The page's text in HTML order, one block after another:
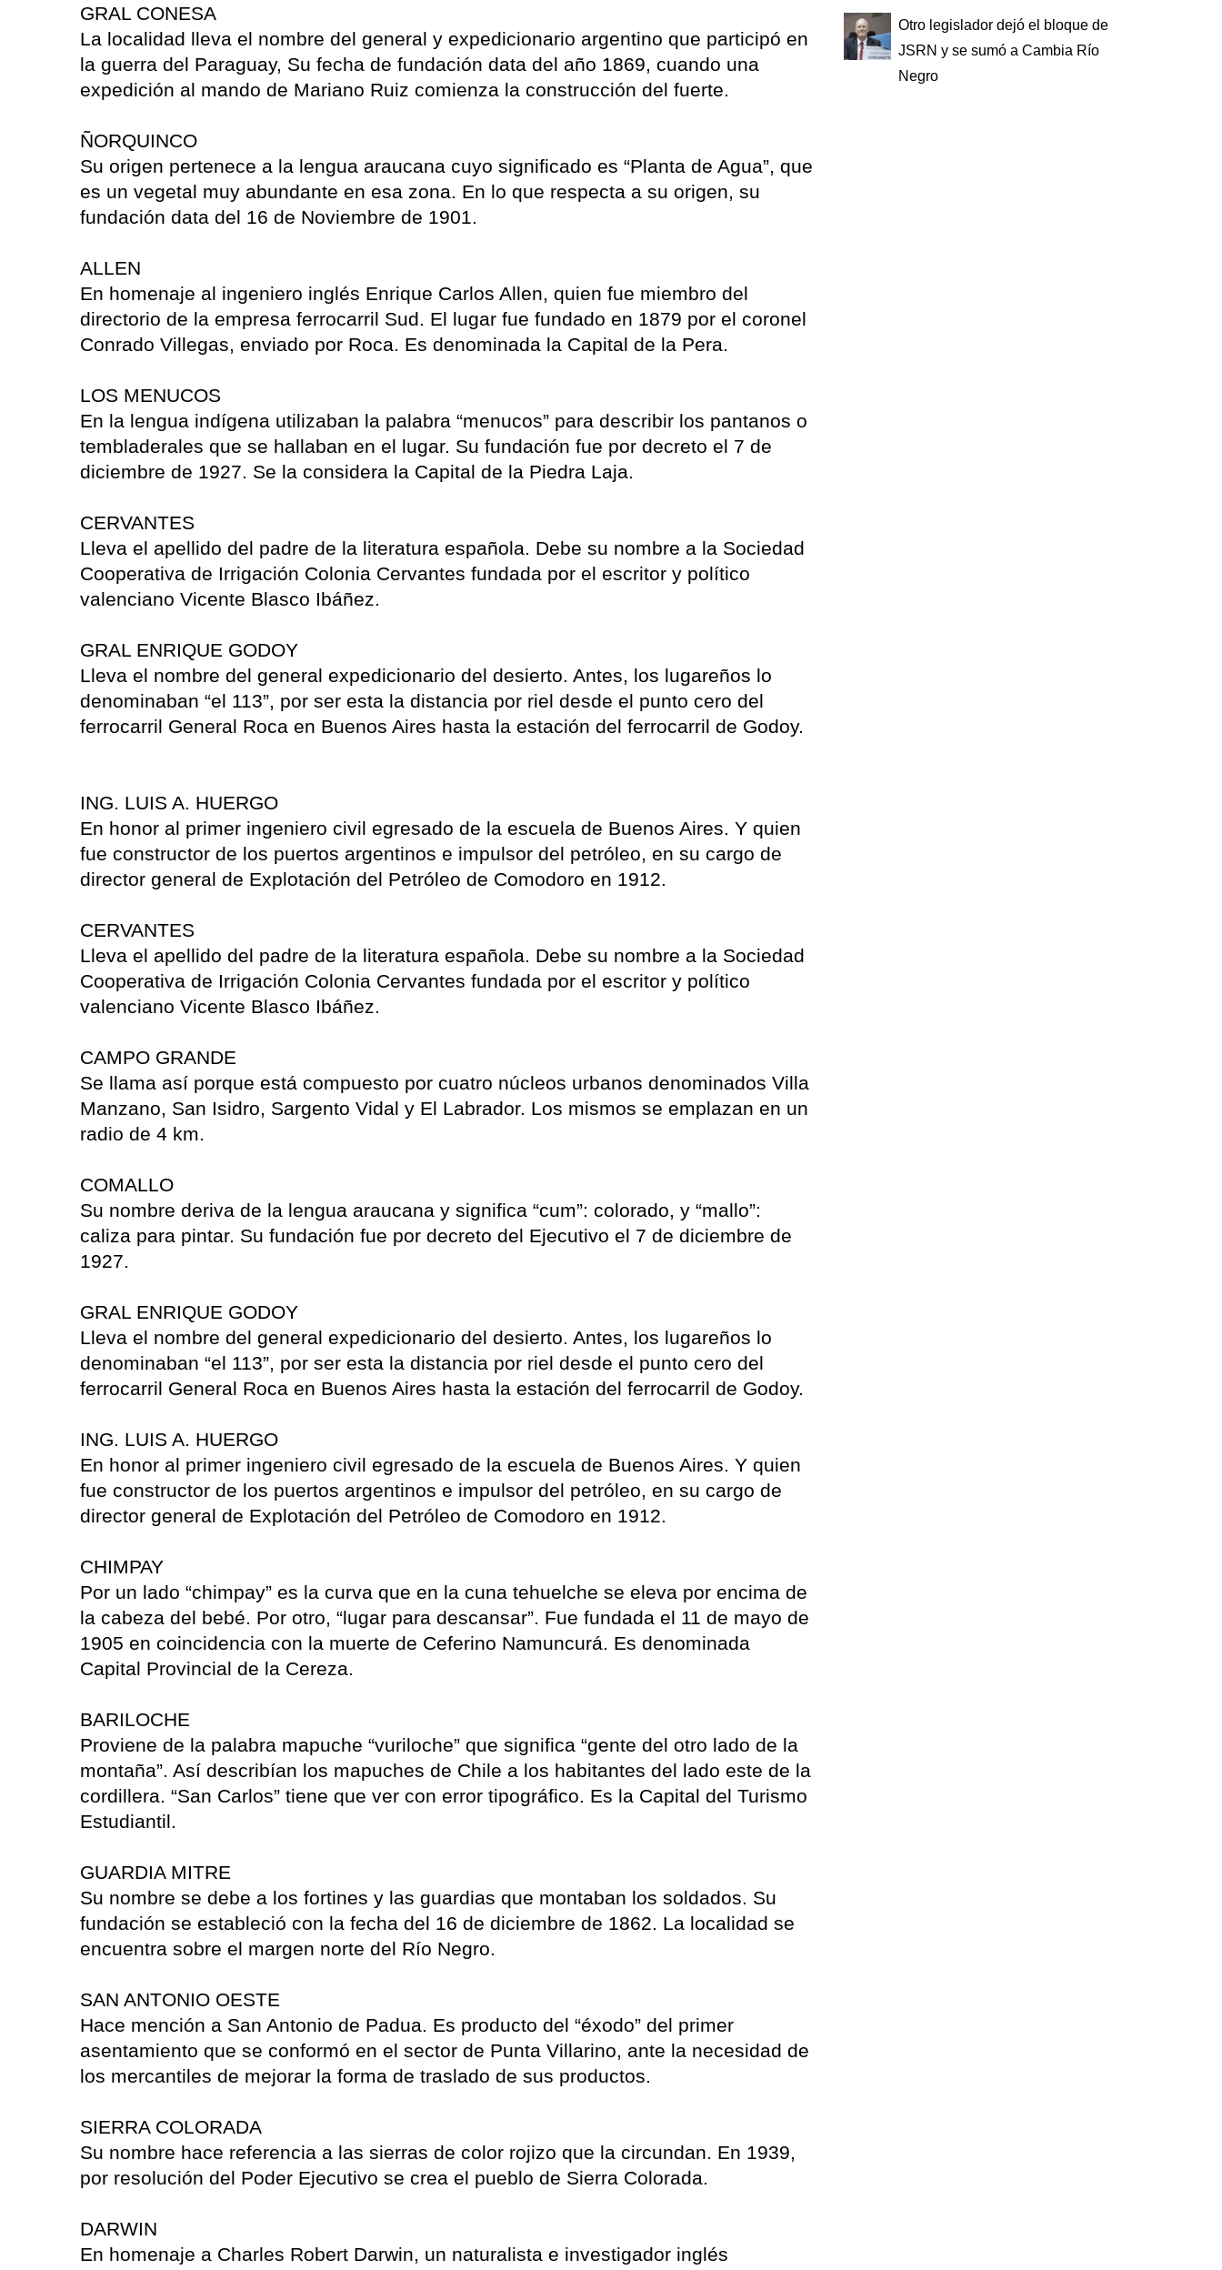
GRAL CONESA
La localidad lleva el nombre del general y expedicionario argentino que participó en
la guerra del Paraguay, Su fecha de fundación data del año 1869, cuando una
expedición al mando de Mariano Ruiz comienza la construcción del fuerte.
ÑORQUINCO
Su origen pertenece a la lengua araucana cuyo significado es “Planta de Agua”, que
es un vegetal muy abundante en esa zona. En lo que respecta a su origen, su
fundación data del 16 de Noviembre de 1901.
ALLEN
En homenaje al ingeniero inglés Enrique Carlos Allen, quien fue miembro del
directorio de la empresa ferrocarril Sud. El lugar fue fundado en 1879 por el coronel
Conrado Villegas, enviado por Roca. Es denominada la Capital de la Pera.
LOS MENUCOS
En la lengua indígena utilizaban la palabra “menucos” para describir los pantanos o
tembladerales que se hallaban en el lugar. Su fundación fue por decreto el 7 de
diciembre de 1927. Se la considera la Capital de la Piedra Laja.
CERVANTES
Lleva el apellido del padre de la literatura española. Debe su nombre a la Sociedad
Cooperativa de Irrigación Colonia Cervantes fundada por el escritor y político
valenciano Vicente Blasco Ibáñez.
GRAL ENRIQUE GODOY
Lleva el nombre del general expedicionario del desierto. Antes, los lugareños lo
denominaban “el 113”, por ser esta la distancia por riel desde el punto cero del
ferrocarril General Roca en Buenos Aires hasta la estación del ferrocarril de Godoy.
ING. LUIS A. HUERGO
En honor al primer ingeniero civil egresado de la escuela de Buenos Aires. Y quien
fue constructor de los puertos argentinos e impulsor del petróleo, en su cargo de
director general de Explotación del Petróleo de Comodoro en 1912.
CERVANTES
Lleva el apellido del padre de la literatura española. Debe su nombre a la Sociedad
Cooperativa de Irrigación Colonia Cervantes fundada por el escritor y político
valenciano Vicente Blasco Ibáñez.
CAMPO GRANDE
Se llama así porque está compuesto por cuatro núcleos urbanos denominados Villa
Manzano, San Isidro, Sargento Vidal y El Labrador. Los mismos se emplazan en un
radio de 4 km.
COMALLO
Su nombre deriva de la lengua araucana y significa “cum”: colorado, y “mallo”:
caliza para pintar. Su fundación fue por decreto del Ejecutivo el 7 de diciembre de
1927.
GRAL ENRIQUE GODOY
Lleva el nombre del general expedicionario del desierto. Antes, los lugareños lo
denominaban “el 113”, por ser esta la distancia por riel desde el punto cero del
ferrocarril General Roca en Buenos Aires hasta la estación del ferrocarril de Godoy.
ING. LUIS A. HUERGO
En honor al primer ingeniero civil egresado de la escuela de Buenos Aires. Y quien
fue constructor de los puertos argentinos e impulsor del petróleo, en su cargo de
director general de Explotación del Petróleo de Comodoro en 1912.
CHIMPAY
Por un lado “chimpay” es la curva que en la cuna tehuelche se eleva por encima de
la cabeza del bebé. Por otro, “lugar para descansar”. Fue fundada el 11 de mayo de
1905 en coincidencia con la muerte de Ceferino Namuncurá. Es denominada
Capital Provincial de la Cereza.
BARILOCHE
Proviene de la palabra mapuche “vuriloche” que significa “gente del otro lado de la
montaña”. Así describían los mapuches de Chile a los habitantes del lado este de la
cordillera. “San Carlos” tiene que ver con error tipográfico. Es la Capital del Turismo
Estudiantil.
GUARDIA MITRE
Su nombre se debe a los fortines y las guardias que montaban los soldados. Su
fundación se estableció con la fecha del 16 de diciembre de 1862. La localidad se
encuentra sobre el margen norte del Río Negro.
SAN ANTONIO OESTE
Hace mención a San Antonio de Padua. Es producto del “éxodo” del primer
asentamiento que se conformó en el sector de Punta Villarino, ante la necesidad de
los mercantiles de mejorar la forma de traslado de sus productos.
SIERRA COLORADA
Su nombre hace referencia a las sierras de color rojizo que la circundan. En 1939,
por resolución del Poder Ejecutivo se crea el pueblo de Sierra Colorada.
DARWIN
En homenaje a Charles Robert Darwin, un naturalista e investigador inglés
Otro legislador dejó el bloque de
JSRN y se sumó a Cambia Río
Negro